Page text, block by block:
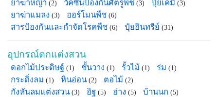
ยาฆ่าหญ้า (2) วัคซีนป้องกันศัตรูพืช (3) ปุ๋ยเคมี (3)
ยาฆ่าแมลง (3) ฮอร์โมนพืช (6)
สารป้องกันและกำจัดโรคพืช (6) ปุ๋ยอินทรีย์ (31)
อุปกรณ์ตกแต่งสวน
ดอกไม้ประดิษฐ์ (1) ชั้นวาง (1) รั้วไม้ (1) ร่ม (1)
กระดิ่งลม (1) หินอ่อน (2) ตอไม้ (2)
กังหันลมแต่งสวน (3) อิฐ (5) อ่าง (5) บ้านนก (5)